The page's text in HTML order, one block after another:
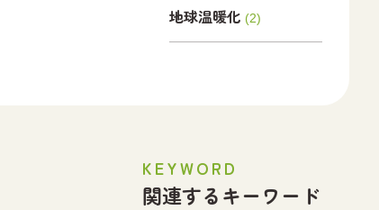
地球温暖化 (2)
KEYWORD
関連するキーワード